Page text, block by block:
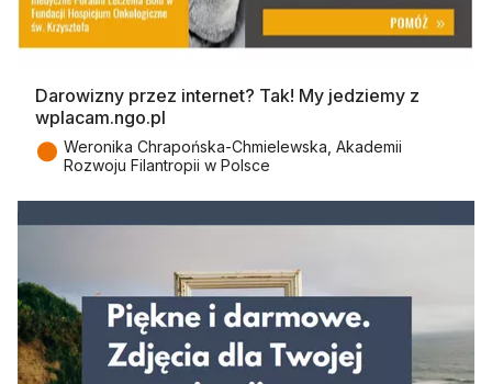
Darowizny przez internet? Tak! My jedziemy z
wplacam.ngo.pl
● Weronika Chrapońska-Chmielewska, Akademii
Rozwoju Filantropii w Polsce